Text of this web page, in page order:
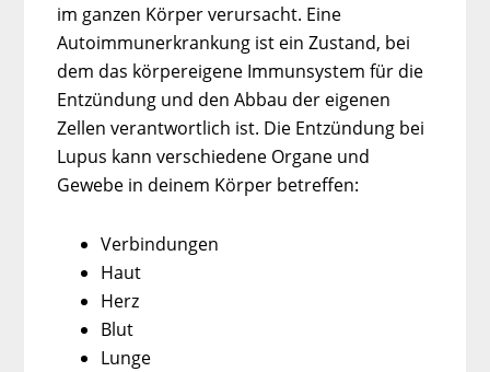
im ganzen Körper verursacht. Eine
Autoimmunerkrankung ist ein Zustand, bei
dem das körpereigene Immunsystem für die
Entzündung und den Abbau der eigenen
Zellen verantwortlich ist. Die Entzündung bei
Lupus kann verschiedene Organe und
Gewebe in deinem Körper betreffen:
Verbindungen
Haut
Herz
Blut
Lunge